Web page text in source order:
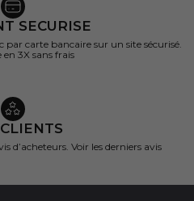
SECURISE
carte bancaire sur un site sécurisé.
3X sans frais
d’acheteurs. Voir les derniers avis